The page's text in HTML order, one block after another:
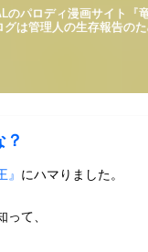
のパロディ漫画サイト
メブログは管理人
』 にハマりました。
て、